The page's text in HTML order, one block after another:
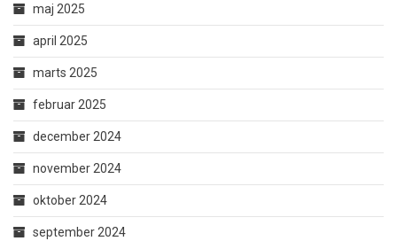
maj 2025
april 2025
marts 2025
februar 2025
december 2024
november 2024
oktober 2024
september 2024